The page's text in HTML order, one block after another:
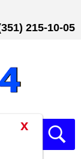
215-10-05
x